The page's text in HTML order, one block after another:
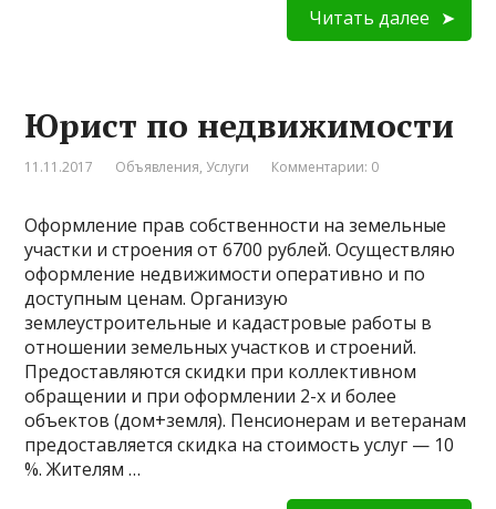
Читать далее
Юрист по недвижимости
11.11.2017 Объявления, Услуги Комментарии: 0
Оформление прав собственности на земельные
участки и строения от 6700 рублей. Осуществляю
оформление недвижимости оперативно и по
доступным ценам. Организую
землеустроительные и кадастровые работы в
отношении земельных участков и строений.
Предоставляются скидки при коллективном
обращении и при оформлении 2-х и более
объектов (дом+земля). Пенсионерам и ветеранам
предоставляется скидка на стоимость услуг — 10
%. Жителям …